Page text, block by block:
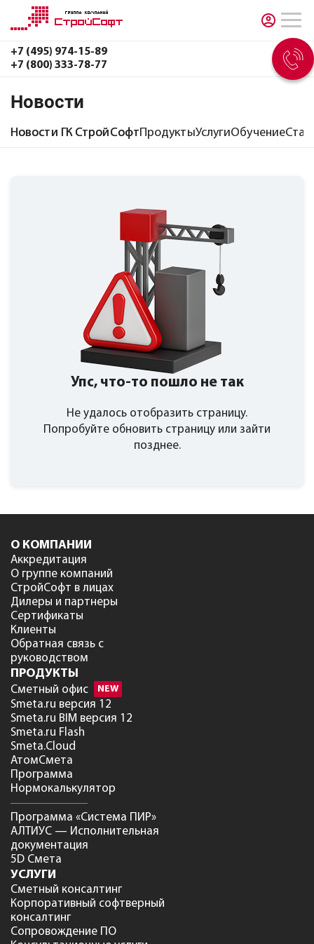
+7 (495) 974-15-89
+7 (800) 333-78-77
Новости
Новости ГК СтройСофтПродуктыУслугиОбучение
Упс, что-то пошло не так
Не удалось отобразить страницу.
Попробуйте обновить страницу или зайти
позднее.
О КОМПАНИИ
Аккредитация
О группе компаний
СтройСофт в лицах
Дилеры и партнеры
Сертификаты
Клиенты
Обратная связь с
руководством
ПРОДУКТЫ
Сметный офис NEW
Smeta.ru версия 12
Smeta.ru BIM версия 12
Smeta.ru Flash
Smeta.Cloud
АтомСмета
Программа
Нормокалькулятор
Программа «Система ПИР»
АЛТИУС — Исполнительная
документация
5D Смета
УСЛУГИ
Сметный консалтинг
Корпоративный софтверный
консалтинг
Сопровождение ПО